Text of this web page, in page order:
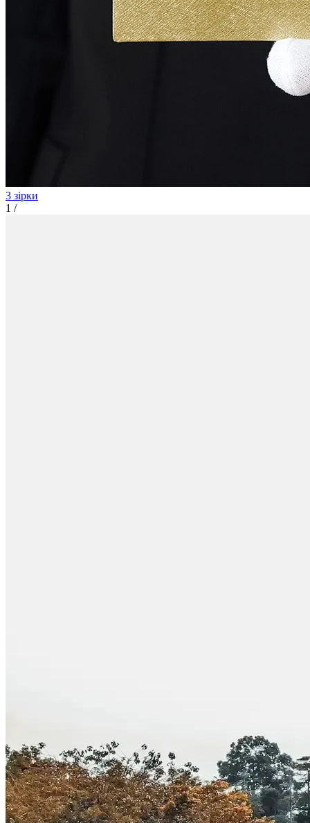
3 зірки
1 /